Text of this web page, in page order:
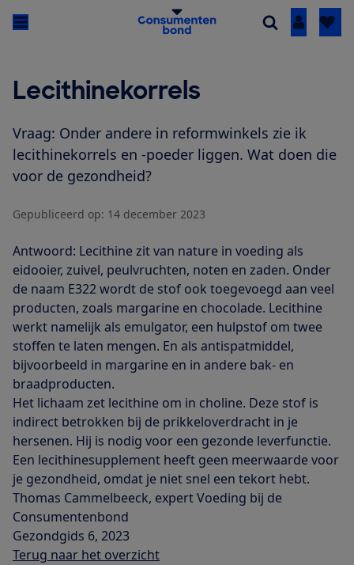
Inloggen
Lecithinekorrels
Vraag: Onder andere in reformwinkels zie ik
lecithinekorrels en -poeder liggen. Wat doen die
voor de gezondheid?
Gepubliceerd op: 14 december 2023
Antwoord: Lecithine zit van nature in voeding als
eidooier, zuivel, peulvruchten, noten en zaden. Onder
de naam E322 wordt de stof ook toegevoegd aan veel
producten, zoals margarine en chocolade. Lecithine
werkt namelijk als emulgator, een hulpstof om twee
stoffen te laten mengen. En als antispatmiddel,
bijvoorbeeld in margarine en in andere bak- en
braadproducten.
Het lichaam zet lecithine om in choline. Deze stof is
indirect betrokken bij de prikkeloverdracht in je
hersenen. Hij is nodig voor een gezonde leverfunctie.
Een lecithinesupplement heeft geen meerwaarde voor
je gezondheid, omdat je niet snel een tekort hebt.
Thomas Cammelbeeck, expert Voeding bij de
Consumentenbond
Gezondgids 6, 2023
Terug naar het overzicht